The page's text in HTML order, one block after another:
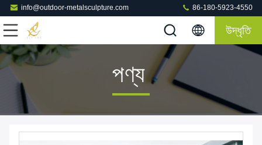
info@outdoor-metalsculpture.com 86-180-5923-4550
উদ্ধৃতি
পণ্য